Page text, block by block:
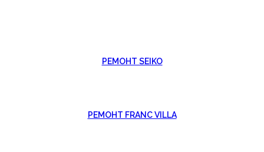
РЕМОНТ SEIKO
РЕМОНТ FRANC VILLA